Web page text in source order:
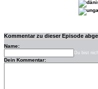
Kommentar zu dieser Episode
Name:
Du bist
Dein Kommentar: